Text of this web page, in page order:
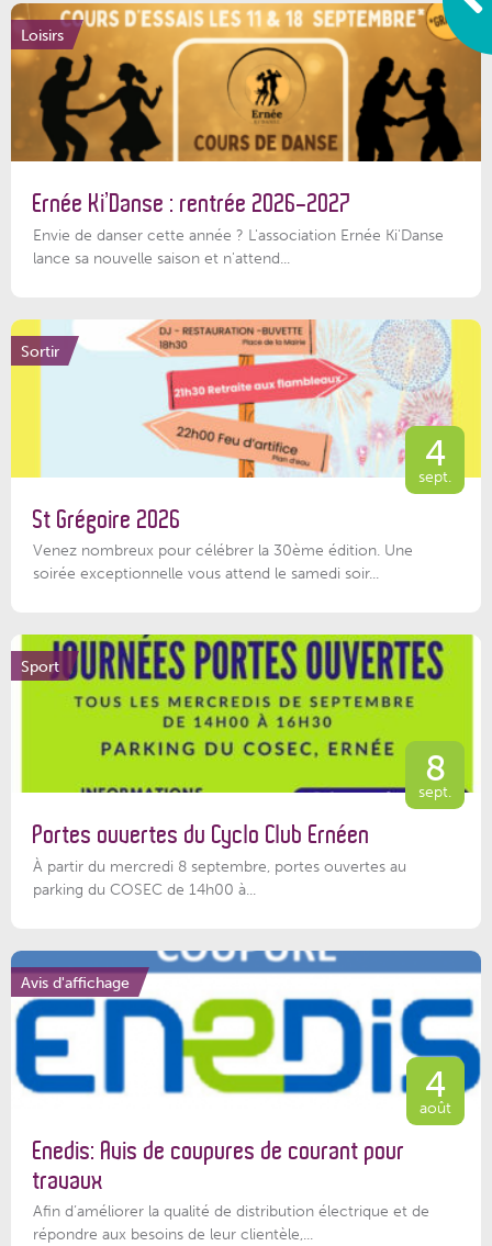
Loisirs
Ernée Ki’Danse : rentrée 2026-2027
Envie de danser cette année ? L'association Ernée Ki'Danse
lance sa nouvelle saison et n'attend...
Sortir
4
sept.
St Grégoire 2026
Venez nombreux pour célébrer la 30ème édition. Une
soirée exceptionnelle vous attend le samedi soir...
Sport
8
sept.
Portes ouvertes du Cyclo Club Ernéen
À partir du mercredi 8 septembre, portes ouvertes au
parking du COSEC de 14h00 à...
Avis d'affichage
4
août
Enedis: Avis de coupures de courant pour
travaux
Afin d’améliorer la qualité de distribution électrique et de
répondre aux besoins de leur clientèle,...